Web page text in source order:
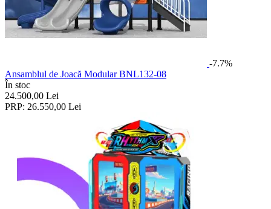
-7.7%
Ansamblul de Joacă Modular BNL132-08
În stoc
24.500,00 Lei
PRP: 26.550,00 Lei